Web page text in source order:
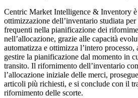
Centric Market Intelligence & Inventory
ottimizzazione dell’inventario studiata
frequenti nella pianificazione dei
nell’allocazione, grazie alle capacità
automatizza e ottimizza l’intero
gestire la pianificazione dal momento in
transito. Il rifornimento dell’inventario
l’allocazione iniziale delle merci,
articoli più richiesti, e si conclude con il
rifornimento delle scorte.